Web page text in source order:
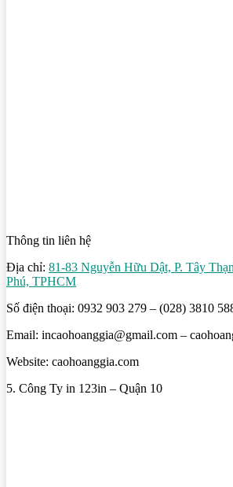
Thông tin liên hệ
Địa chỉ: 81-83 Nguyễn Hữu Dật, P. Tây
Phú, TPHCM
Số điện thoại: 0932 903 279 – (028) 3810
Email: incaohoanggia@gmail.com –
Website: caohoanggia.com
5. Công Ty in 123in – Quận 10